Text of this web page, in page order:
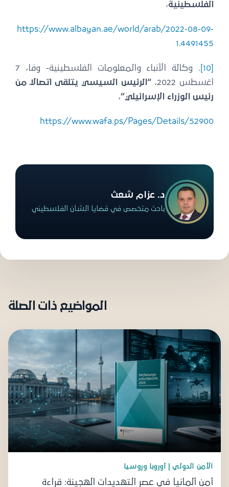
الفلسطينية،
https://www.albayan.ae/world/arab/2022-08-09-
1.4491455
. وكالة الأنباء والمعلومات الفلسطينية- وفا، 7
2022،
“الرئيس السيسي يتلقى اتصالاً من
رئيس الوزراء الإسرائيلي”،
https://www.wafa.ps/Pages/Details/52900
د. عزام شعث
باحث متخصص في قضايا الشأن الفلسطيني
المواضيع ذات الصلة
الأمن الدولي | أوروبا وروسيا
أمن ألمانيا في عصر التهديدات الهجينة: قراءة